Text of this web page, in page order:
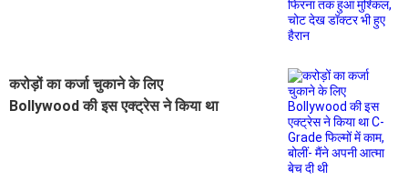
करोड़ों का कर्जा चुकाने के लिए
Bollywood की इस एक्ट्रेस ने किया था